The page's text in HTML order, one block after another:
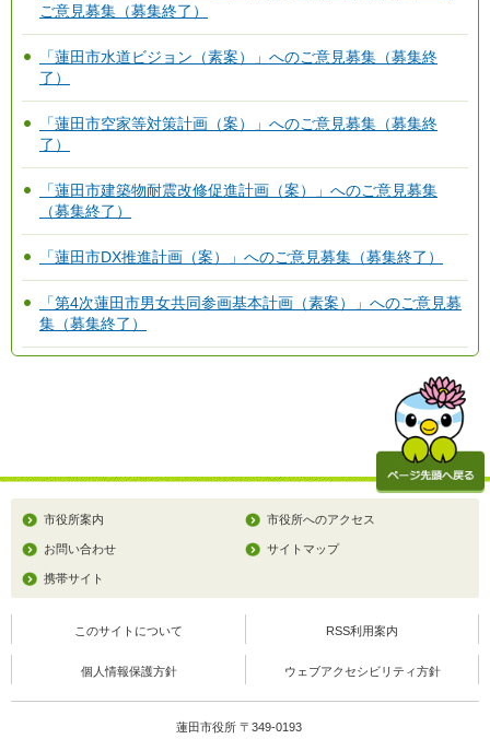
ご意見募集（募集終了）
「蓮田市水道ビジョン（素案）」へのご意見募集（募集終
了）
「蓮田市空家等対策計画（案）」へのご意見募集（募集終
了）
「蓮田市建築物耐震改修促進計画（案）」へのご意見募集
（募集終了）
「蓮田市DX推進計画（案）」へのご意見募集（募集終了）
「第4次蓮田市男女共同参画基本計画（素案）」へのご意見募
集（募集終了）
市役所案内 市役所へのアクセス
お問い合わせ サイトマップ
携帯サイト
このサイトについて RSS利用案内
個人情報保護方針 ウェブアクセシビリティ方針
蓮田市役所 〒349-0193